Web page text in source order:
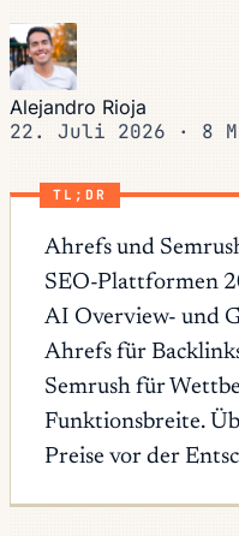
Alejandro Rioja
22. Juli 2026 · 8
TL;DR
Ahrefs und
SEO-Plattformen
AI Overview- und
Ahrefs für
Semrush für
Funktionsbreite.
Preise vor der